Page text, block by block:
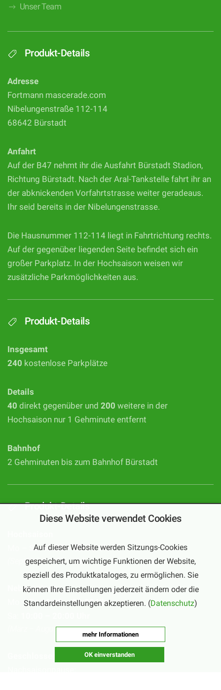
Unser Team
Produkt-Details
Adresse
Fortmann mascerade.com
Nibelungenstraße 112-114
68642 Bürstadt
Anfahrt
Auf der B47 nehmt ihr die Ausfahrt Bürstadt Stadion,
Richtung Bürstadt. Nach der Aral-Tankstelle fahrt ihr an
der abknickenden Vorfahrtstrasse weiter geradeaus.
Ihr seid bereits in der Nibelungenstrasse.
Die Hausnummer 112-114 liegt in Fahrtrichtung rechts.
Auf der gegenüber liegenden Seite befindet sich ein
großer Parkplatz. In der Hochsaison weisen wir
zusätzliche Parkmöglichkeiten aus.
Produkt-Details
Insgesamt
240 kostenlose Parkplätze
Details
40 direkt gegenüber und 200 weitere in der
Hochsaison nur 1 Gehminute entfernt
Bahnhof
2 Gehminuten bis zum Bahnhof Bürstadt
Produkt-Details
Mo – Sa:10:00 – 20:00 Uhr
(September – Februar)
Nebensaison
Mo – Fr:16:00 – 20:00 Uhr
(März – August)
Diese Website verwendet Cookies
Auf dieser Website werden Sitzungs-Cookies
gespeichert, um wichtige Funktionen der Website,
speziell des Produktkataloges, zu ermöglichen. Sie
können Ihre Einstellungen jederzeit ändern oder die
Standardeinstellungen akzeptieren. (Datenschutz)
mehr Informationen
OK einverstanden